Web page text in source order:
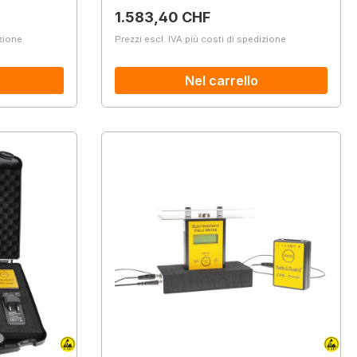
Prezzo normale:
1.583,40 CHF
Prezzi escl. IVA più costi di spedizione
Nel carrello